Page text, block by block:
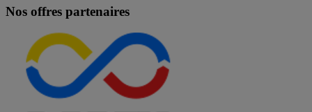
Nos offres partenaires